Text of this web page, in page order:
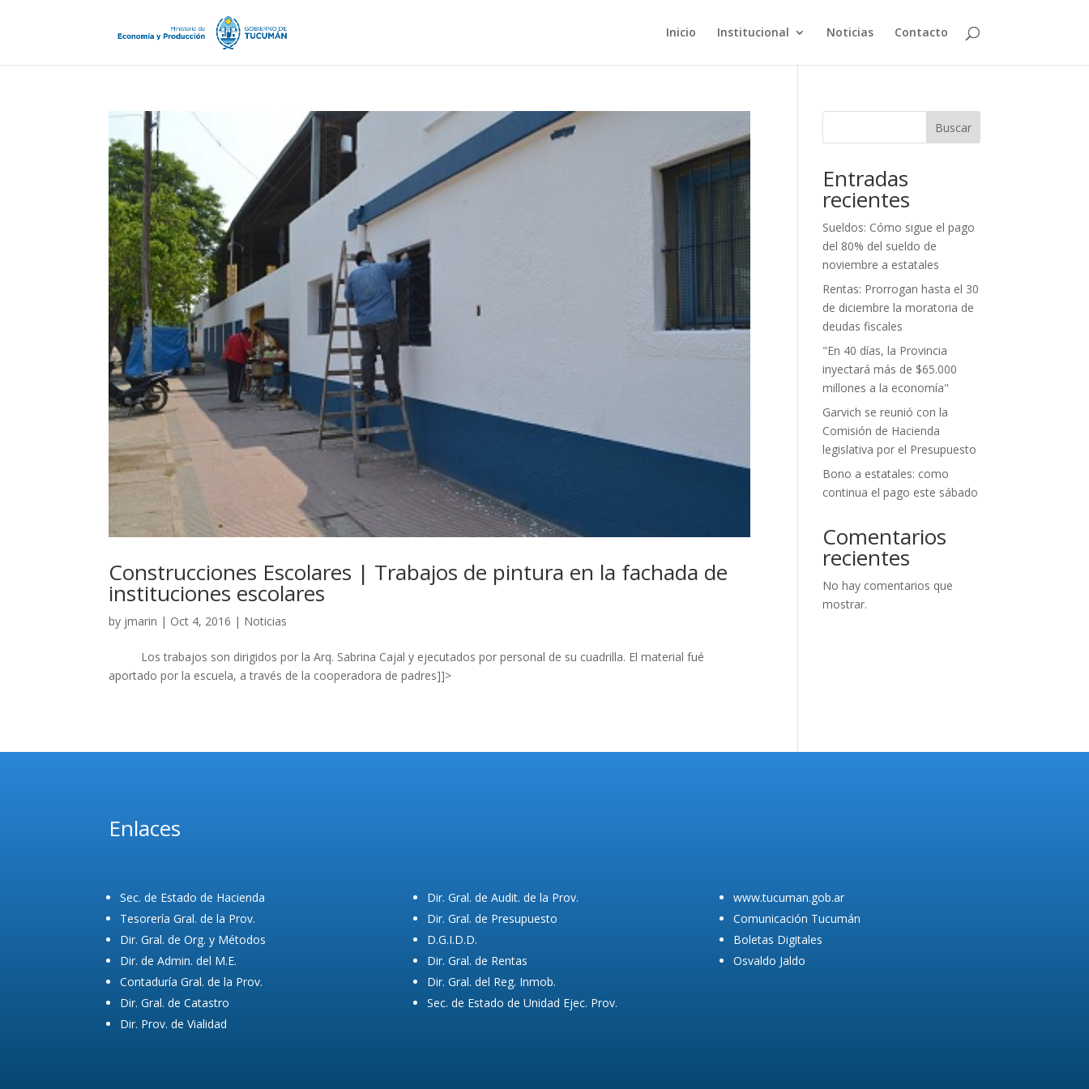
Inicio Institucional Noticias Contacto
Construcciones Escolares | Trabajos de pintura en la fachada de
instituciones escolares
by jmarin | Oct 4, 2016 | Noticias
Los trabajos son dirigidos por la Arq. Sabrina Cajal y ejecutados por personal de su cuadrilla. El material fué
aportado por la escuela, a través de la cooperadora de padres]]>
Buscar
Entradas
recientes
Sueldos: Cómo sigue el pago
del 80% del sueldo de
noviembre a estatales
Rentas: Prorrogan hasta el 30
de diciembre la moratoria de
deudas fiscales
"En 40 días, la Provincia
inyectará más de $65.000
millones a la economía"
Garvich se reunió con la
Comisión de Hacienda
legislativa por el Presupuesto
Bono a estatales: como
continua el pago este sábado
Comentarios
recientes
No hay comentarios que
mostrar.
Enlaces
Sec. de Estado de Hacienda
Tesorería Gral. de la Prov.
Dir. Gral. de Org. y Métodos
Dir. de Admin. del M.E.
Contaduría Gral. de la Prov.
Dir. Gral. de Catastro
Dir. Prov. de Vialidad
Dir. Gral. de Audit. de la Prov.
Dir. Gral. de Presupuesto
D.G.I.D.D.
Dir. Gral. de Rentas
Dir. Gral. del Reg. Inmob.
Sec. de Estado de Unidad Ejec. Prov.
www.tucuman.gob.ar
Comunicación Tucumán
Boletas Digitales
Osvaldo Jaldo